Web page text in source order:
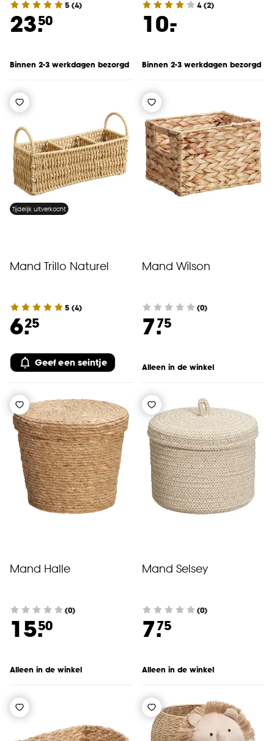
5 (4)
23.50
Binnen 2-3 werkdagen bezorgd
4(2)
10.
-
Binnen 2-3 werkdagen bezorgd
Tijdelijk uitverkocht
Mand Trillo Naturel
5 (4)
6.25
Geef een seintje
Mand Wilson
(0)
7.75
Alleen in de winkel
Mand Halle
(0)
15.50
Alleen in de winkel
Mand Selsey
(0)
7.75
Alleen in de winkel